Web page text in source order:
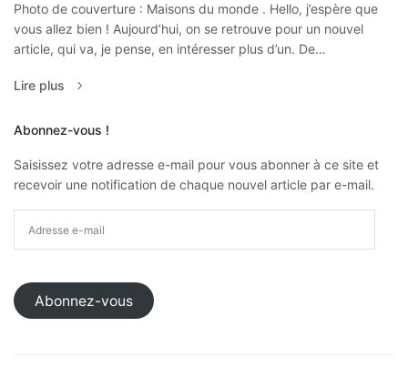
Photo de couverture : Maisons du monde . Hello, j’espère que
vous allez bien ! Aujourd’hui, on se retrouve pour un nouvel
article, qui va, je pense, en intéresser plus d’un. De…
Lire plus
Abonnez-vous !
Saisissez votre adresse e-mail pour vous abonner à ce site et
recevoir une notification de chaque nouvel article par e-mail.
Abonnez-vous